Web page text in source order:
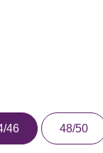
46 48/50